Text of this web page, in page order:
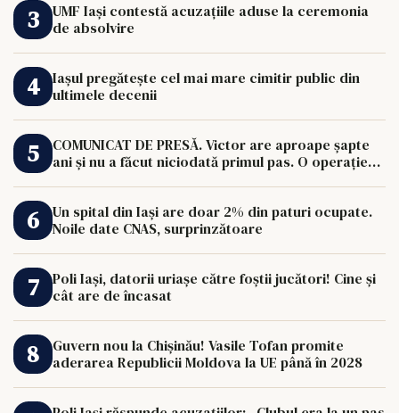
UMF Iași contestă acuzațiile aduse la ceremonia
de absolvire
Iașul pregătește cel mai mare cimitir public din
ultimele decenii
COMUNICAT DE PRESĂ. Victor are aproape șapte
ani și nu a făcut niciodată primul pas. O operație
Un spital din Iași are doar 2% din paturi ocupate.
Noile date CNAS, surprinzătoare
Poli Iași, datorii uriașe către foștii jucători! Cine și
cât are de încasat
Guvern nou la Chișinău! Vasile Tofan promite
aderarea Republicii Moldova la UE până în 2028